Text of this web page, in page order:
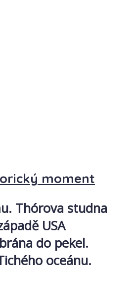
moment
Thórova studna
USA
do pekel.
oceánu.